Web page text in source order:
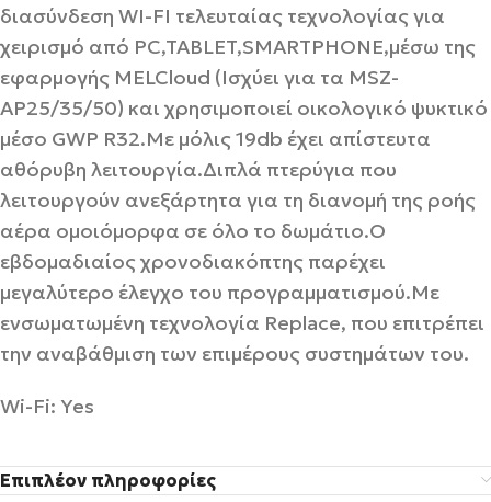
διασύνδεση WI-FI τελευταίας τεχνολογίας για
χειρισμό από PC,TABLET,SMARTPHONE,μέσω της
εφαρμογής MELCloud (Ισχύει για τα MSZ-
AP25/35/50) και χρησιμοποιεί οικολογικό ψυκτικό
μέσο GWP R32.Με μόλις 19db έχει απίστευτα
αθόρυβη λειτουργία.Διπλά πτερύγια που
λειτουργούν ανεξάρτητα για τη διανομή της ροής
αέρα ομοιόμορφα σε όλο το δωμάτιο.Ο
εβδομαδιαίος χρονοδιακόπτης παρέχει
μεγαλύτερο έλεγχο του προγραμματισμού.Με
ενσωματωμένη τεχνολογία Replace, που επιτρέπει
την αναβάθμιση των επιμέρους συστημάτων του.
Wi-Fi: Yes
Επιπλέον πληροφορίες